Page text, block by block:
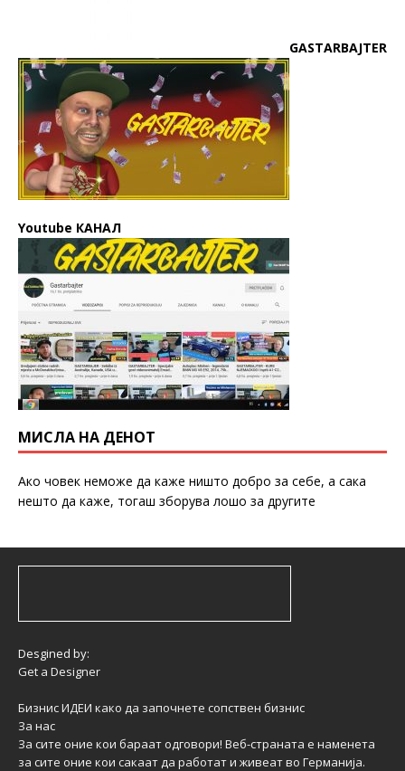
GASTARBAJTER
Youtube КАНАЛ
МИСЛА НА ДЕНОТ
Ако човек неможе да каже ништо добро за себе, а сака
нешто да каже, тогаш зборува лошо за другите
Desgined by:
Get a Designer
Бизнис ИДЕИ како да започнете сопствен бизнис
За нас
За сите оние кои бараат одговори! Веб-страната е наменета
за сите оние кои сакаат да работат и живеат во Германија.